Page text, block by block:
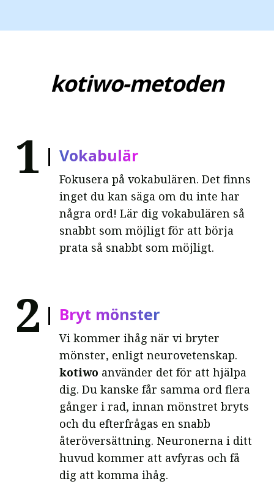
kotiwo-metoden
1 Vokabulär
Fokusera på vokabulären. Det finns
inget du kan säga om du inte har
några ord! Lär dig vokabulären så
snabbt som möjligt för att börja
prata så snabbt som möjligt.
2 Bryt mönster
Vi kommer ihåg när vi bryter
mönster, enligt neurovetenskap.
kotiwo använder det för att hjälpa
dig. Du kanske får samma ord flera
gånger i rad, innan mönstret bryts
och du efterfrågas en snabb
återöversättning. Neuronerna i ditt
huvud kommer att avfyras och få
dig att komma ihåg.